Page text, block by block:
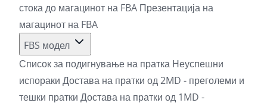
стока до магацинот на FBA Презентација на
магацинот на FBA
FBS модел
Список за подигнување на пратка Неуспешни
испораки Достава на пратки од 2MD - преголеми и
тешки пратки Достава на пратки од 1MD -